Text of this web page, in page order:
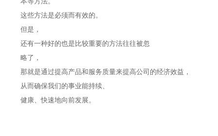
这些方法是必须而有效的。
但是，
还有一种好的也是比较重要的方法往往被忽
略了，
那就是通过提高产品和服务质量来提高公司的经济效益，
从而确保我们的事业能持续、
健康、快速地向前发展。